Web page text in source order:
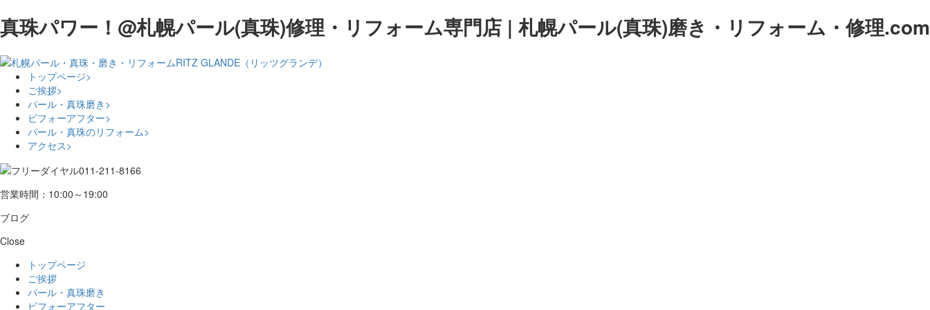
真珠パワー！@札幌パール(真珠)修理・リフォーム専門店 | 札幌パール(真珠)磨き・リフォーム・修理.com
トップページ>
ご挨拶>
パール・真珠磨き >
ビフォーアフター>
パール・真珠のリフォーム>
アクセス>
営業時間：10:00～19:00
ブログ
Close
トップページ
ご挨拶
パール・真珠磨き
ビフォーアフター